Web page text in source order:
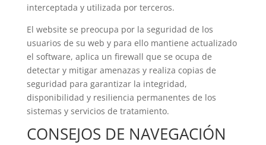
interceptada y utilizada por terceros.
El website se preocupa por la seguridad de los
usuarios de su web y para ello mantiene actualizado
el software, aplica un firewall que se ocupa de
detectar y mitigar amenazas y realiza copias de
seguridad para garantizar la integridad,
disponibilidad y resiliencia permanentes de los
sistemas y servicios de tratamiento.
CONSEJOS DE NAVEGACIÓN